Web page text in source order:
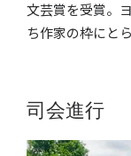
文芸賞を受賞。
ち作家の枠にと
司会進行